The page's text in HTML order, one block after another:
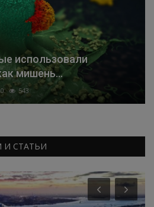
использовали
мишень...
0 543
И СТАТЬИ